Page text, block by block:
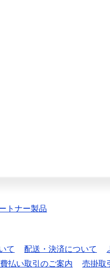
トナー製品
て 配送・決済について
払い取引のご案内 売掛取